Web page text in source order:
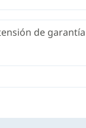
de garantía